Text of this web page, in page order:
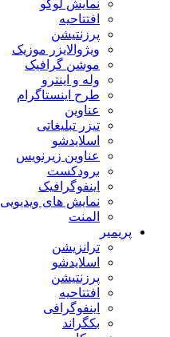
نمایش لوگو
افتتاحیه
پرزنتیشن
ویژوالایزر موزیک
موشن گرافیک
وله و اینترو
طرح اینستاگرام
عناوین
تیزر تبلیغاتی
اسلایدشو
عناوین زیرنویس
برودکست
اینفوگرافیک
نمایش های ویدیویی
المنت
پریمیر
ترانزیشن
اسلایدشو
پرزنتیشن
افتتاحیه
اینفوگرافی
بکگراند